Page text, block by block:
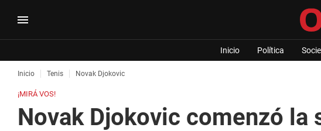
Inicio Política
Inicio Tenis Novak Djokovic
¡MIRÁ VOS!
Novak Djokovic comenzó la